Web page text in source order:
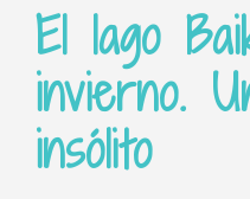
El lago
invierno.
insólito